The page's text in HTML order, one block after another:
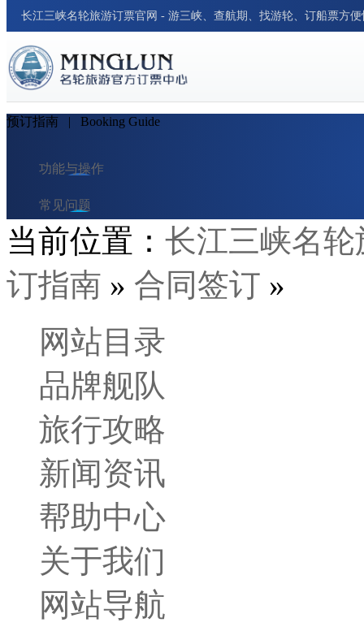
长江三峡名轮旅游订票官网 - 游三峡、查航期、找游轮、订船票方
预订指南 | Booking Guide
功能与操作
常见问题
订单与支付
预订指南
当前位置： 长江三峡名
订指南 » 合同签订 »
网站目录
品牌舰队
旅行攻略
新闻资讯
帮助中心
关于我们
网站导航